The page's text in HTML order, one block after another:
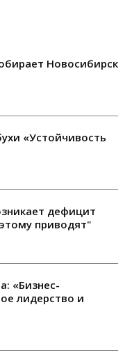
Новосибирск
«Устойчивость
дефицит
приводят"
«Бизнес-
лидерство и